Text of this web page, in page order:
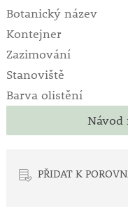
Botanický název
Kontejner
Zazimování
Stanoviště
Barva olistění
Návod
PŘIDAT K